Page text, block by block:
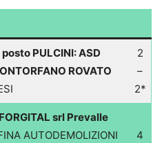
posto PULCINI: ASD
ROVATO
2
–
2*
srl Prevalle
AUTODEMOLIZIONI
4